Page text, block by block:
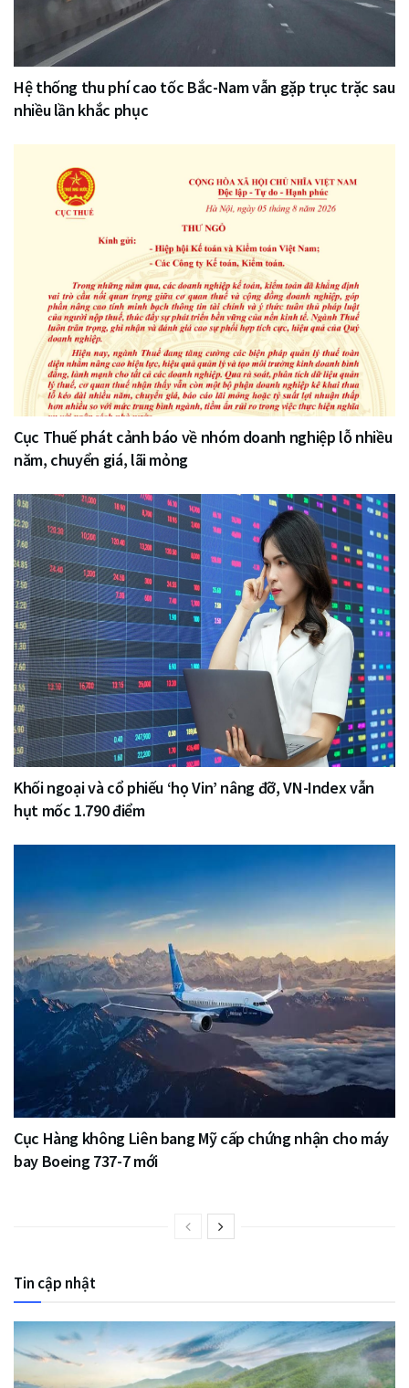
Hệ thống thu phí cao tốc Bắc-Nam vẫn gặp trục trặc sau
nhiều lần khắc phục
Cục Thuế phát cảnh báo về nhóm doanh nghiệp lỗ nhiều
năm, chuyển giá, lãi mỏng
Khối ngoại và cổ phiếu ‘họ Vin’ nâng đỡ, VN-Index vẫn
hụt mốc 1.790 điểm
Cục Hàng không Liên bang Mỹ cấp chứng nhận cho máy
bay Boeing 737-7 mới
Tin cập nhật